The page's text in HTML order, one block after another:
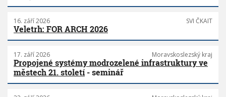
16. září 2026 SVI ČKAIT
Veletrh: FOR ARCH 2026
17. září 2026 Moravskoslezský kraj
Propojené systémy modrozelené infrastruktury ve
městech 21. století- seminář